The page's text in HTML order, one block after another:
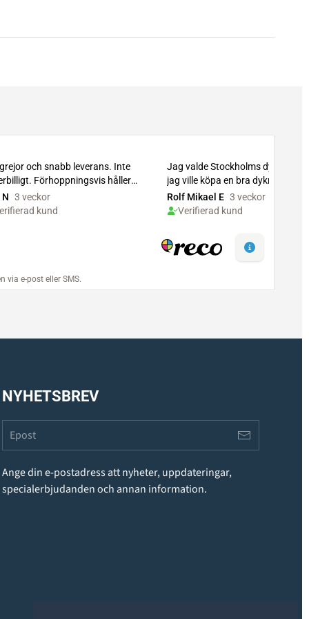
NYHETSBREV
Ange din e-postadress att nyheter, uppdateringar,
specialerbjudanden och annan information.